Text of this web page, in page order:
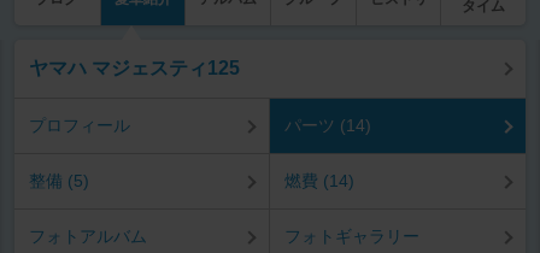
タイム
ヤマハ マジェスティ125
プロフィール パーツ (14)
整備 (5) 燃費 (14)
フォトアルバム フォトギャラリー